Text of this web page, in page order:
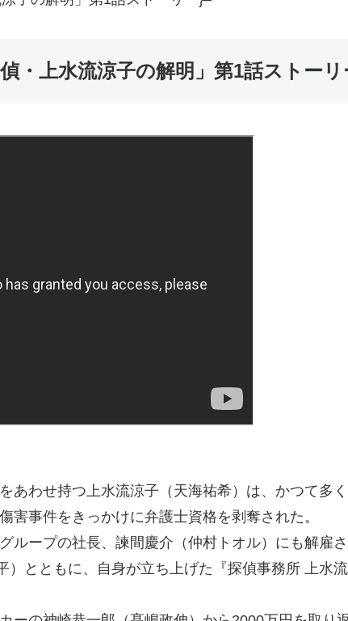
・上水流涼子の解明」第1話ストーリ
あわせ持つ上水流涼子（天海祐希）は、かつて多
害事件をきっかけに弁護士資格を剥奪された。
ループの社長、諫間慶介（仲村トオル）にも解雇さ
）とともに、自身が立ち上げた『探偵事務所 上水